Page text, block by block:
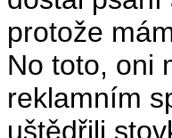
protože
No toto, oni
reklamním
uštědřili